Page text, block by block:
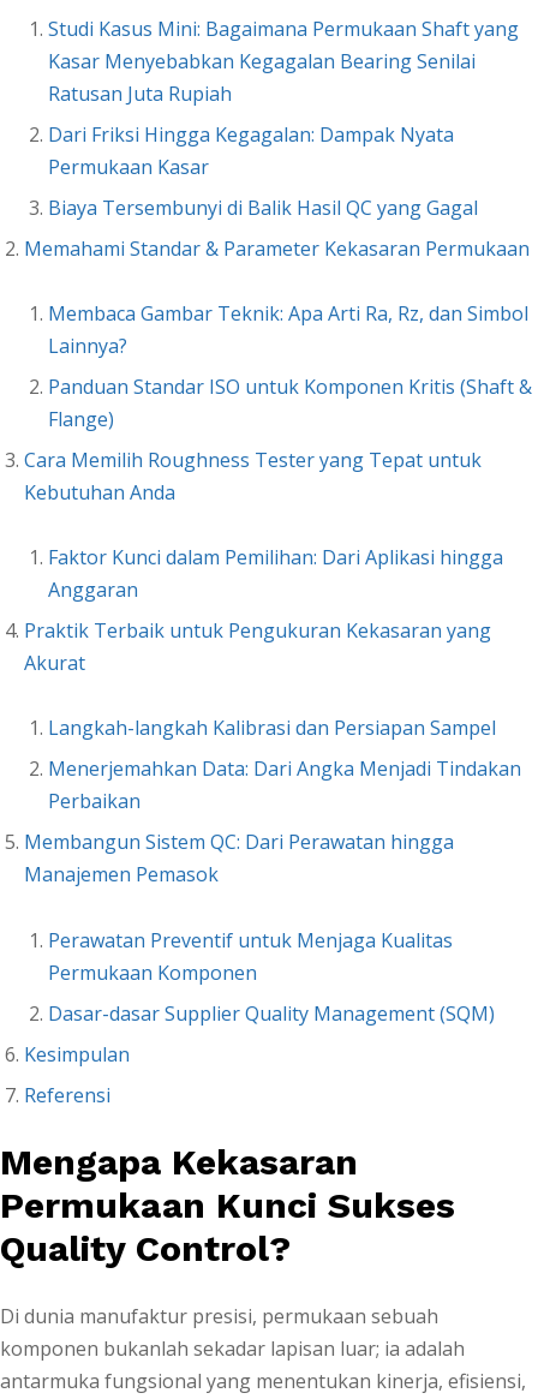
Studi Kasus Mini: Bagaimana Permukaan Shaft yang
Kasar Menyebabkan Kegagalan Bearing Senilai
Ratusan Juta Rupiah
Dari Friksi Hingga Kegagalan: Dampak Nyata
Permukaan Kasar
Biaya Tersembunyi di Balik Hasil QC yang Gagal
Memahami Standar & Parameter Kekasaran Permukaan
Membaca Gambar Teknik: Apa Arti Ra, Rz, dan Simbol
Lainnya?
Panduan Standar ISO untuk Komponen Kritis (Shaft &
Flange)
Cara Memilih Roughness Tester yang Tepat untuk
Kebutuhan Anda
Faktor Kunci dalam Pemilihan: Dari Aplikasi hingga
Anggaran
Praktik Terbaik untuk Pengukuran Kekasaran yang
Akurat
Langkah-langkah Kalibrasi dan Persiapan Sampel
Menerjemahkan Data: Dari Angka Menjadi Tindakan
Perbaikan
Membangun Sistem QC: Dari Perawatan hingga
Manajemen Pemasok
Perawatan Preventif untuk Menjaga Kualitas
Permukaan Komponen
Dasar-dasar Supplier Quality Management (SQM)
Kesimpulan
Referensi
Mengapa Kekasaran
Permukaan Kunci Sukses
Quality Control?
Di dunia manufaktur presisi, permukaan sebuah
komponen bukanlah sekadar lapisan luar; ia adalah
antarmuka fungsional yang menentukan kinerja, efisiensi,